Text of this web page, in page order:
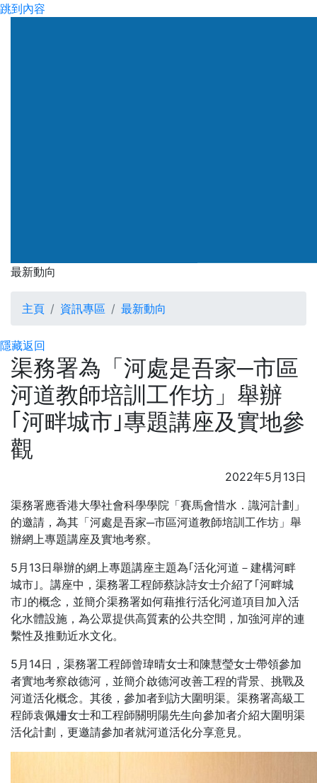
跳到內容
最新動向
最新動向
主頁 資訊專區 最新動向
隱藏返回
渠務署為「河處是吾家─市區
河道教師培訓工作坊」舉辦
｢河畔城市｣專題講座及實地參
觀
2022年5月13日
渠務署應香港大學社會科學學院「賽馬會惜水．識河計劃」
的邀請，為其「河處是吾家─市區河道教師培訓工作坊」舉
辦網上專題講座及實地考察。
5月13日舉辦的網上專題講座主題為｢活化河道－建構河畔
城市｣。講座中，渠務署工程師蔡詠詩女士介紹了｢河畔城
市｣的概念，並簡介渠務署如何藉推行活化河道項目加入活
化水體設施，為公眾提供高質素的公共空間，加強河岸的連
繫性及推動近水文化。
5月14日，渠務署工程師曾瑋晴女士和陳慧瑩女士帶領參加
者實地考察啟德河，並簡介啟德河改善工程的背景、挑戰及
河道活化概念。其後，參加者到訪大圍明渠。渠務署高級工
程師袁佩姍女士和工程師關明陽先生向參加者介紹大圍明渠
活化計劃，更邀請參加者就河道活化分享意見。